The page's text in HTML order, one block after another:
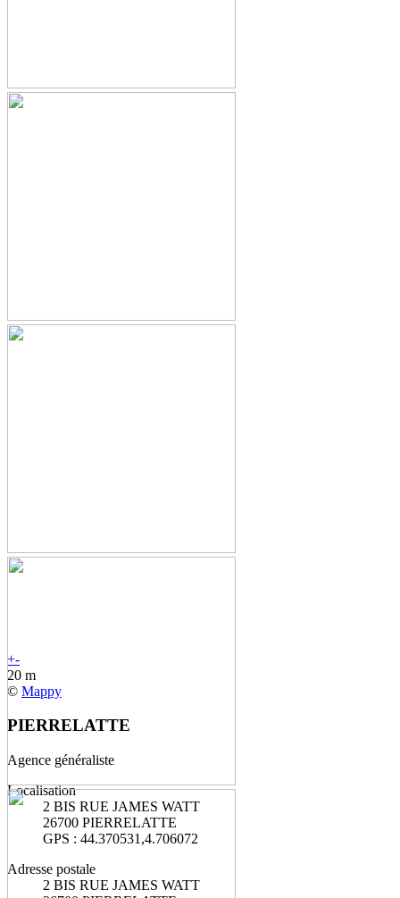
+-
20 m
© Mappy
PIERRELATTE
Agence généraliste
Localisation
2 BIS RUE JAMES WATT
26700 PIERRELATTE
GPS : 44.370531,4.706072
Adresse postale
2 BIS RUE JAMES WATT